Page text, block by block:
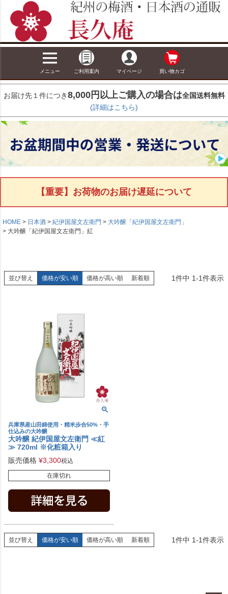
メニュー ご利用案内 マイページ 買い物カゴ
お届け先１件につき8,000円以上ご購入の場合は全国送料無料
(詳細はこちら)
【重要】お荷物のお届け遅延について
HOME 日本酒 紀伊国屋文左衛門
大吟醸「紀伊国屋文左衛門」
大吟醸「紀伊国屋文左衛門」紅
並び替え 価格が安い順 価格が高い順 新着順 1件中 1-1件表示
兵庫県産山田錦使用・精米歩合50%・手
仕込みの大吟醸
大吟醸 紀伊国屋文左衛門 ≪紅
≫ 720ml ※化粧箱入り
販売価格 ¥3,300税込
在庫切れ
並び替え 価格が安い順 価格が高い順 新着順 1件中 1-1件表示